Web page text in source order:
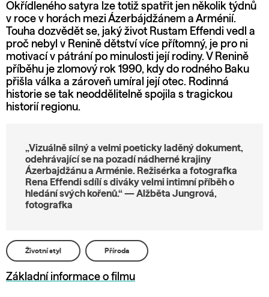
Okřídleného satyra lze totiž spatřit jen několik týdnů
v roce v horách mezi Ázerbájdžánem a Arménií.
Touha dozvědět se, jaký život Rustam Effendi vedl a
proč nebyl v Renině dětství více přítomný, je pro ni
motivací v pátrání po minulosti její rodiny. V Renině
příběhu je zlomový rok 1990, kdy do rodného Baku
přišla válka a zároveň umíral její otec. Rodinná
historie se tak neoddělitelně spojila s tragickou
historií regionu.
„Vizuálně silný a velmi poeticky laděný dokument,
odehrávající se na pozadí nádherné krajiny
Ázerbajdžánu a Arménie. Režisérka a fotografka
Rena Effendi sdílí s diváky velmi intimní příběh o
hledání svých kořenů.“ — Alžběta Jungrová,
fotografka
Životní styl Příroda
Základní informace o filmu